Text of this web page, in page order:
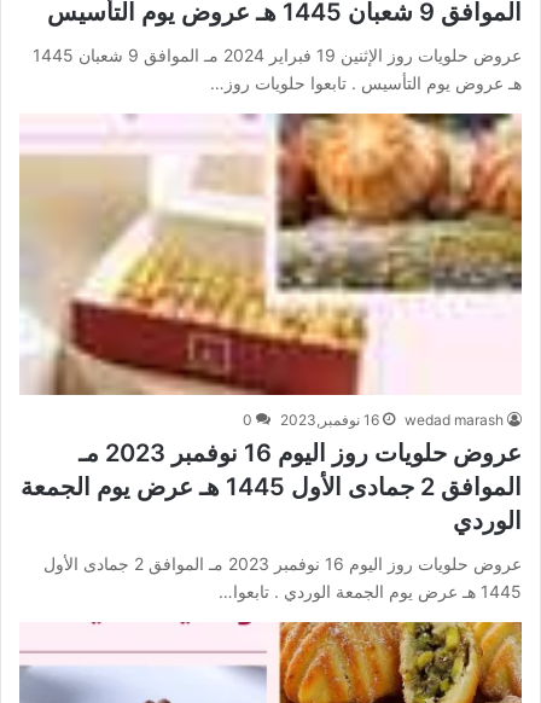
الموافق 9 شعبان 1445 هـ عروض يوم التأسيس
عروض حلويات روز الإثنين 19 فبراير 2024 مـ الموافق 9 شعبان 1445
هـ عروض يوم التأسيس . تابعوا حلويات روز…
wedad marash 16 نوفمبر,2023 0
عروض حلويات روز اليوم 16 نوفمبر 2023 مـ
الموافق 2 جمادى الأول 1445 هـ عرض يوم الجمعة
الوردي
عروض حلويات روز اليوم 16 نوفمبر 2023 مـ الموافق 2 جمادى الأول
1445 هـ عرض يوم الجمعة الوردي . تابعوا…